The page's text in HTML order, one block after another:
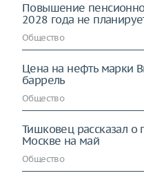
Повышение
2028 года не
Общество
Цена на нефть марки
баррель
Общество
Тишковец рассказал о
Москве на май
Общество